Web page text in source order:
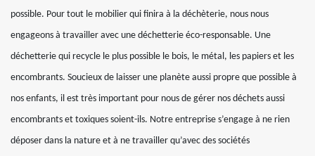
possible. Pour tout le mobilier qui finira à la déchèterie, nous nous
engageons à travailler avec une déchetterie éco-responsable. Une
déchetterie qui recycle le plus possible le bois, le métal, les papiers et les
encombrants. Soucieux de laisser une planète aussi propre que possible à
nos enfants, il est très important pour nous de gérer nos déchets aussi
encombrants et toxiques soient-ils. Notre entreprise s’engage à ne rien
déposer dans la nature et à ne travailler qu’avec des sociétés